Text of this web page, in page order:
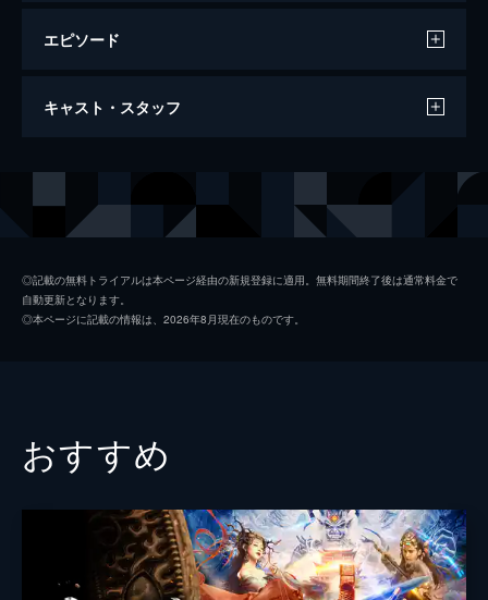
エピソード
侠客 －闇狩り－
キャスト・スタッフ
ゼン・メンシュエ
監督
◎記載の無料トライアルは本ページ経由の新規登録に適用。無料期間終了後は通常料金で
自動更新となります。
◎本ページに記載の情報は、2026年8月現在のものです。
おすすめ